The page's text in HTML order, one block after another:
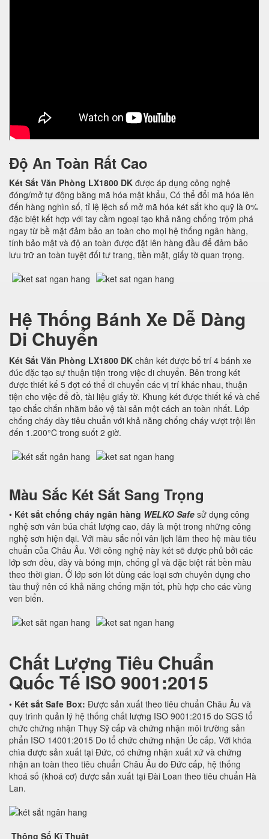
Độ An Toàn Rất Cao
Két Sắt Văn Phòng LX1800 DK được áp dụng công nghệ
đóng/mở tự động bằng mã hóa mật khẩu, Có thể đổi mã hóa lên
đến hàng nghìn số, tỉ lệ lệch số mở mã hóa két sắt kho quỹ là 0%
đặc biệt kết hợp với tay cầm ngoại tạo khả năng chống trộm phá
ngay từ bề mặt đảm bảo an toàn cho mọi hệ thống ngân hàng,
tính bảo mật và độ an toàn được đặt lên hàng đầu để đảm bảo
lưu trữ an toàn tuyệt đối tư trang, tiền mặt, giấy tờ quan trọng.
Hệ Thống Bánh Xe Dễ Dàng
Di Chuyển
Két Sắt Văn Phòng LX1800 DK chân két được bố trí 4 bánh xe
đúc đặc tạo sự thuận tiện trong việc di chuyển. Bên trong két
được thiết kế 5 đợt có thể di chuyển các vị trí khác nhau, thuận
tiện cho việc để đồ, tài liệu giấy tờ. Khung két được thiết kế và chế
tạo chắc chắn nhằm bảo vệ tài sản một cách an toàn nhất. Lớp
chống cháy dày tiêu chuẩn với khả năng chống cháy vượt trội lên
đến 1.200°C trong suốt 2 giờ.
Màu Sắc Két Sắt Sang Trọng
• Két sắt chống cháy ngân hàng WELKO Safe sử dụng công
nghệ sơn vân búa chất lượng cao, đây là một trong những công
nghệ sơn hiện đại. Với màu sắc nổi vân lịch lãm theo hệ màu tiêu
chuẩn của Châu Âu. Với công nghệ này két sẽ được phủ bởi các
lớp sơn đều, dày và bóng mịn, chống gỉ và đặc biệt rất bền màu
theo thời gian. Ở lớp sơn lót dùng các loại sơn chuyên dụng cho
tàu thuỷ nên có khả năng chống mặn tốt, phù hợp cho các vùng
ven biển.
Chất Lượng Tiêu Chuẩn
Quốc TếISO 9001:2015
• Két sắt Safe Box: Được sản xuất theo tiêu chuẩn Châu Âu và
quy trình quản lý hệ thống chất lượng ISO 9001:2015 do SGS tổ
chức chứng nhận Thụy Sỹ cấp và chứng nhận môi trường sản
phẩn ISO 14001:2015 Do tổ chức chứng nhận Úc cấp. Với khóa
chìa được sản xuất tại Đức, có chứng nhận xuất xứ và chứng
nhận an toàn theo tiêu chuẩn Châu Âu do Đức cấp, hệ thống
khoá số (khoá cơ) được sản xuất tại Đài Loan theo tiêu chuẩn Hà
Lan.
Thông Số Kĩ Thuật